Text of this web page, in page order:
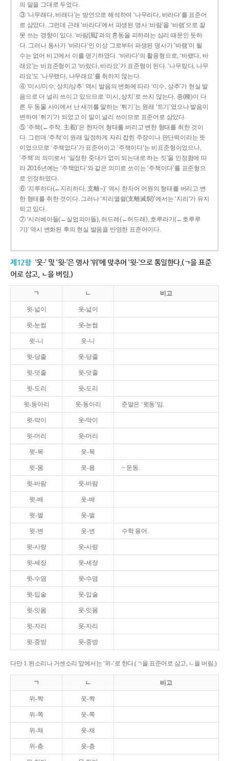
의 말을 그대로 두었다.
③ ‘나무래다, 바래다’는 방언으로 해석하여 ‘나무라다, 바라다’를 표준어
로 삼았다. 그런데 근래 ‘바라다’에서 파생된 명사 ‘바람’을 ‘바램’으로 잘
못 쓰는 경향이 있다. ‘바람[風]’과의 혼동을 피하려는 심리 때문인 듯하
다. 그러나 동사가 ‘바라다’인 이상 그로부터 파생된 명사가 ‘바램’이 될
수는 없어 비고에서 이를 명기하였다. ‘바라다’의 활용형으로, ‘바랬다, 바
래요’는 비표준형이고 ‘바랐다, 바라요’가 표준형이 된다. ‘나무랐다, 나무
라요’도 ‘나무랬다, 나무래요’를 취하지 않는다.
④ ‘미시/미수, 상치/상추’ 역시 발음의 변화에 따라 ‘미수, 상추’가 현실 발
음으로 더 널리 쓰이고 있으므로 ‘미시, 상치’로 쓰지 않는다. 종(種)이 다
른 두 동물 사이에서 난 새끼를 말하는 ‘튀기’는 원래 ‘트기’였으나 발음이
변하여 ‘튀기’가 되었고 이 말이 널리 쓰이므로 표준어로 삼았다.
⑤ ‘주책(←주착, 主着)’은 한자어 형태를 버리고 변한 형태를 취한 것이
다. 그런데 ‘주착’이 원래 일정하게 자리 잡힌 주장이나 판단력이라는 뜻
이었으므로 ‘주책없다’가 표준어이고 ‘주책이다’는 비표준형이었으나,
‘주책’의 의미로서 ‘일정한 줏대가 없이 되는대로 하는 짓’을 인정함에 따
라 2016년에는 ‘주책없다’와 같은 의미로 쓰이는 ‘주책이다’를 표준형으
로 인정하였다.
⑥ ‘지루하다(←지리하다, 支離--)’ 역시 한자어 어원의 형태를 버리고 변
한 형태를 취한 것이다. 그러나 ‘지리멸렬(支離滅裂)’에서는 ‘지리’가 유지
되고 있다.
⑦ ‘시러베아들(←실업의아들), 허드레(←허드래), 호루라기(←호루루
기)’ 역시 변화된 후의 현실 발음을 반영한 표준어이다.
제12항 ‘웃-’ 및 ‘윗-’은 명사 ‘위’에 맞추어 ‘윗-’으로 통일한다.(ㄱ을 표준
어로 삼고, ㄴ을 버림.)
ㄱ ㄴ 비고
윗-넓이 웃-넓이
윗-눈썹 웃-눈썹
윗-니 웃-니
윗-당줄 웃-당줄
윗-덧줄 웃-덧줄
윗-도리 웃-도리
윗-동아리 웃-동아리 준말은 ‘윗동’임.
윗-막이 웃-막이
윗-머리 웃-머리
윗-목 웃-목
윗-몸 웃-몸 ~ 운동.
윗-바람 웃-바람
윗-배 웃-배
윗-벌 웃-벌
윗-변 웃-변 수학 용어.
윗-사랑 웃-사랑
윗-세장 웃-세장
윗-수염 웃-수염
윗-입술 웃-입술
윗-잇몸 웃-잇몸
윗-자리 웃-자리
윗-중방 웃-중방
다만 1. 된소리나 거센소리 앞에서는 ‘위-’로 한다.(ㄱ을 표준어로 삼고, ㄴ을 버림.)
ㄱ ㄴ 비고
위-짝 웃-짝
위-쪽 웃-쪽
위-채 웃-채
위-층 웃-층